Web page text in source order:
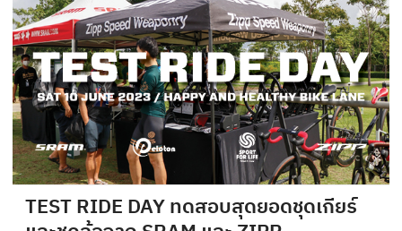
TEST RIDE DAY ทดสอบสุดยอดชุดเกียร์